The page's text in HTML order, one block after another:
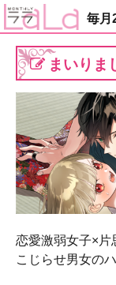
毎月
まいりま
恋愛激弱女子×片
こじらせ男女の